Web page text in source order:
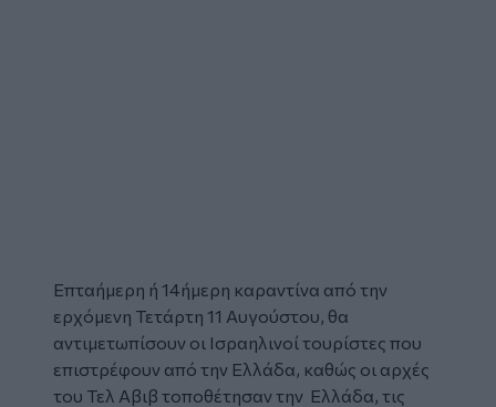
Επταήμερη ή 14ήμερη καραντίνα από την
ερχόμενη Τετάρτη 11 Αυγούστου, θα
αντιμετωπίσουν οι Ισραηλινοί τουρίστες που
επιστρέφουν από την Ελλάδα, καθώς οι αρχές
του Τελ Αβιβ τοποθέτησαν την Ελλάδα, τις